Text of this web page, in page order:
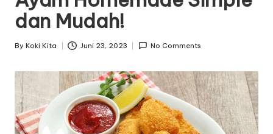
a
p
u
r
dan Mudah!
Posted
By Koki Kita Juni 23, 2023 No Comments